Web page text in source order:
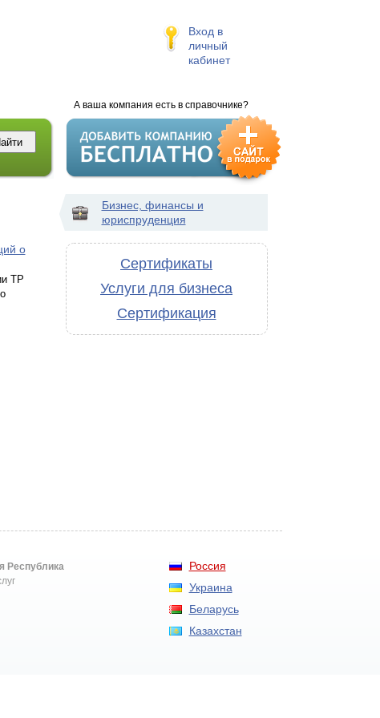
Вход в
личный
кабинет
А ваша компания есть в справочнике?
о
ТР
Бизнес, финансы и
юриспруденция
Сертификаты
Услуги для бизнеса
Сертификация
Россия
Украина
Беларусь
Казахстан
Республика